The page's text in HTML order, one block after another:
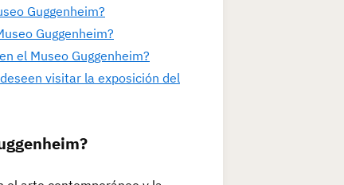
Guggenheim?
Guggenheim?
el Museo Guggenheim?
visitar la exposición del